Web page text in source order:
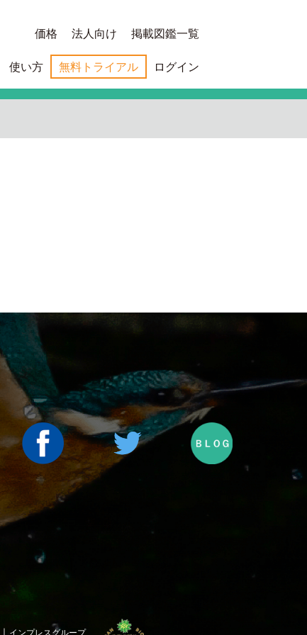
価格 法人向け 掲載図鑑一覧
使い方 無料トライアル ログイン
｜ インプレスグループ